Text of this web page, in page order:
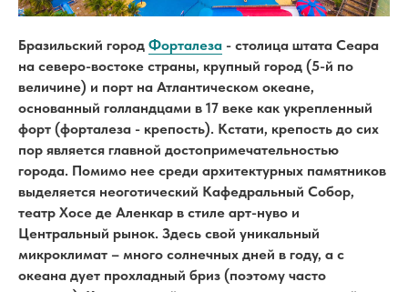
Бразильский город Форталеза - столица штата Сеара
на северо-востоке страны, крупный город (5-й по
величине) и порт на Атлантическом океане,
основанный голландцами в 17 веке как укрепленный
форт (форталеза - крепость). Кстати, крепость до сих
пор является главной достопримечательностью
города. Помимо нее среди архитектурных памятников
выделяется неоготический Кафедральный Собор,
театр Хосе де Аленкар в стиле арт-нуво и
Центральный рынок. Здесь свой уникальный
микроклимат – много солнечных дней в году, а с
океана дует прохладный бриз (поэтому часто